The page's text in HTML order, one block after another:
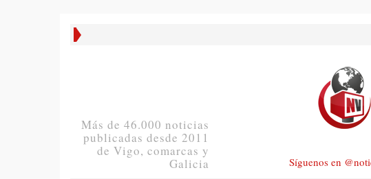
Más de 46.000 noticias
publicadas desde 2011
de Vigo, comarcas y
Galicia
Síguenos en